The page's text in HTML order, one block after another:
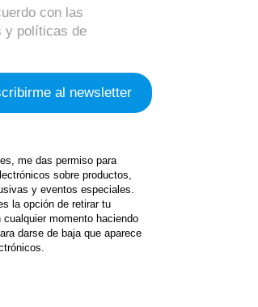
con las
y políticas de
me das permiso para
sobre productos,
y eventos especiales.
la opción de retirar tu
momento haciendo
darse de baja que aparece